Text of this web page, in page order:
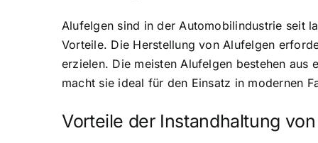
Alufelgen sind in der Automobilindustrie seit
Vorteile. Die Herstellung von Alufelgen
erzielen. Die meisten Alufelgen bestehen
macht sie ideal für den Einsatz in modernen
Vorteile der Instandhaltung